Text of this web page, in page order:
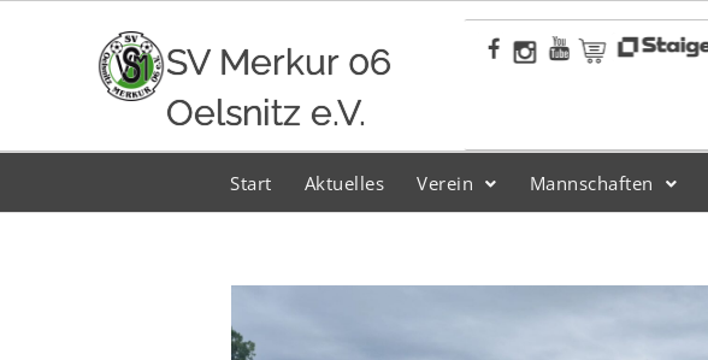
SV Merkur 06
Oelsnitz e.V.
Start Aktuelles Verein Mannschaften